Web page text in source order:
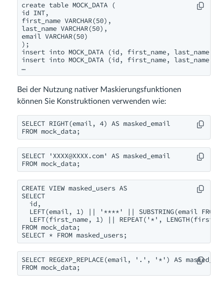
create table MOCK_DATA (
id INT,
first_name VARCHAR(50),
last_name VARCHAR(50),
email VARCHAR(50)
);
insert into MOCK_DATA (id, first_name,
insert into MOCK_DATA (id, first_name,
…
Bei der Nutzung nativer Maskierungsfunktionen
können Sie Konstruktionen verwenden wie:
SELECT RIGHT(email, 4) AS masked_email
FROM mock_data;
SELECT ' XXXX@XXXX.com' AS masked_email
FROM mock_data;
CREATE VIEW masked_users AS
SELECT
id,
LEFT(email, 1) || '****' || SUBSTRING(email FROM
LEFT(first_name, 1) || REPEAT('*',
FROM mock_data;
SELECT * FROM masked_users;
SELECT REGEXP_REPLACE(email, '.', '*') AS
FROM mock_data;